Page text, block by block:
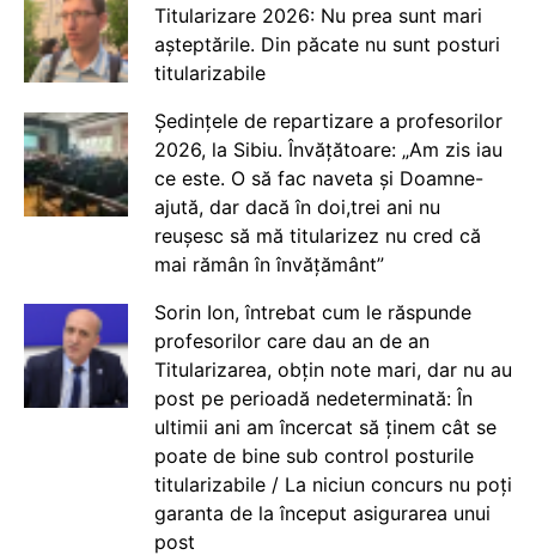
Titularizare 2026: Nu prea sunt mari
așteptările. Din păcate nu sunt posturi
titularizabile
Ședințele de repartizare a profesorilor
2026, la Sibiu. Învățătoare: „Am zis iau
ce este. O să fac naveta și Doamne-
ajută, dar dacă în doi,trei ani nu
reușesc să mă titularizez nu cred că
mai rămân în învățământ”
Sorin Ion, întrebat cum le răspunde
profesorilor care dau an de an
Titularizarea, obțin note mari, dar nu au
post pe perioadă nedeterminată: În
ultimii ani am încercat să ținem cât se
poate de bine sub control posturile
titularizabile / La niciun concurs nu poți
garanta de la început asigurarea unui
post